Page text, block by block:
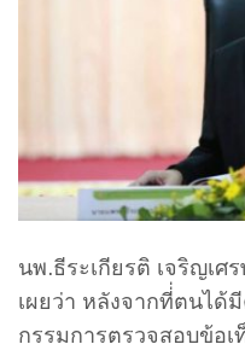
นพ.ธีระเกียรติ เจริญเศ
เผยว่า หลังจากที่่ตนได้
กรรมการตรวจสอบข้อเ